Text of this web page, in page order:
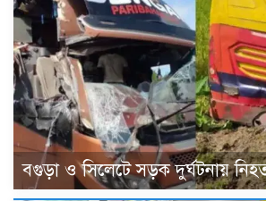
বগুড়া ও সিলেটে সড়ক দুর্ঘটনায়